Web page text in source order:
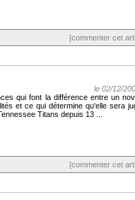
[commenter cet
le 02/12/
qui font la différence entre un
et ce qui détermine qu'elle sera
Titans depuis 13 ...
[commenter cet